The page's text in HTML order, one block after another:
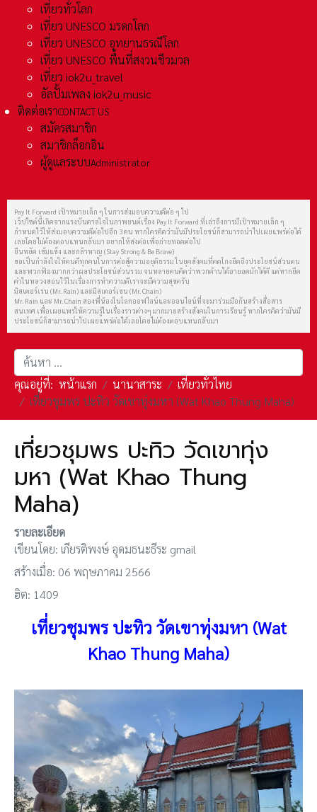
เที่ยวทั่วโลก
เที่ยว UNESCO มรดกโลก
เที่ยว UNESCO อุทยานธรณีโลก
เที่ยว UNESCO พื้นที่สงวนชีวมวล
เที่ยว iok2u_travel
อัลปั้มเพลง iok2u_music
ติดต่อเราCONTACT US
สมัครสมาชิก
สมาชิกล็อกอิน
ผู้ดูแลระบบAdministrator
Pay It Forward เป้าหมายเล็ก ๆ ในการส่งมอบความดีต่อ ๆ ไป
เว็ปไซต์นี้เกิดจากแรงบันดาลใจในภาพยนต์เรื่อง Pay It Forward ที่เล่าถึงการมีเป้าหมายเล็ก ๆ
กำหนดไว้ให้ส่งมอบความดีต่อไปอีก 3 คน หากใครคิดว่ามันมีประโยชน์ก็สามารถนำไปเผยแพร่ต่อได้
เลยโดยไม่ต้องตอบแทนกลับมา อยากให้ส่งต่อเพื่อถ่ายทอดต่อไป
ยืนหยัด เข้มแข็ง และกล้าหาญ (Stay Strong & Be Brave)
ขอเป็นกำลังใจให้คนดีทุกคนในการต่อสู้ความอยุติธรรม ในยุคสังคมที่คดโกงยึดถึงประโยชน์ส่วนตน
และพวกฟ้องมากกว่าผลประโยชน์ส่วนรวม จนหลายคนคิดว่าพวกด้านได้อายอดมักได้ดี แต่หากยึด
คำในหลวงสอนไว้ในเรื่องการทำความดีเราจะมีความสุขครับ
มิสเตอร์เรน (Mr. Rain) และมิสเตอร์เชน (Mr. Chain)
Mr. Rain และ Mr. Chain สองพี่น้องในโลกออฟไลน์และออนไลน์ที่จะมาร่วมมือกันสร้างสื่อสาร
สนเทศ เพื่อเผยแพร่ให้ความรู้ในเรื่องราวต่างๆ มากมายสร้างสังคมในการเรียนรู้ หากใครคิดว่ามันมี
ประโยชน์ก็สามารถนำไปเผยแพร่ต่อได้เลยโดยไม่ต้องตอบแทนกลับมา
การค้นหา
คุณอยู่ที่: หน้าแรก นานาสาระ
เที่ยวทั่วไทย
เที่ยวชุมพร ปะทิว วัดเขาทุ่งมหา (Wat Khao Thung Maha)
เที่ยวชุมพร ปะทิว วัดเขาทุ่ง
มหา (Wat Khao Thung
Maha)
รายละเอียด
เขียนโดย: เกียรติพงษ์ อุดมธนะธีระ gmail
สร้างเมื่อ: 06 พฤษภาคม 2566
ฮิต: 1409
เที่ยวชุมพร ปะทิว วัดเขาทุ่งมหา (Wat
Khao Thung Maha)